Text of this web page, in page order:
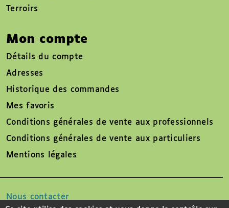
Terroirs
Mon compte
Détails du compte
Adresses
Historique des commandes
Mes favoris
Conditions générales de vente aux professionnels
Conditions générales de vente aux particuliers
Mentions légales
Nous contacter